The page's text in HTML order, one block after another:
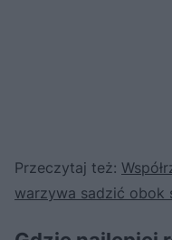
Przeczytaj też:
warzywa sadzić obok